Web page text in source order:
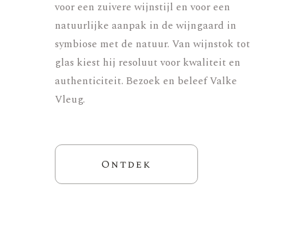
voor een zuivere wijnstijl en voor een
natuurlijke aanpak in de wijngaard in
symbiose met de natuur. Van wijnstok tot
glas kiest hij resoluut voor kwaliteit en
authenticiteit. Bezoek en beleef Valke
Vleug.
Ontdek